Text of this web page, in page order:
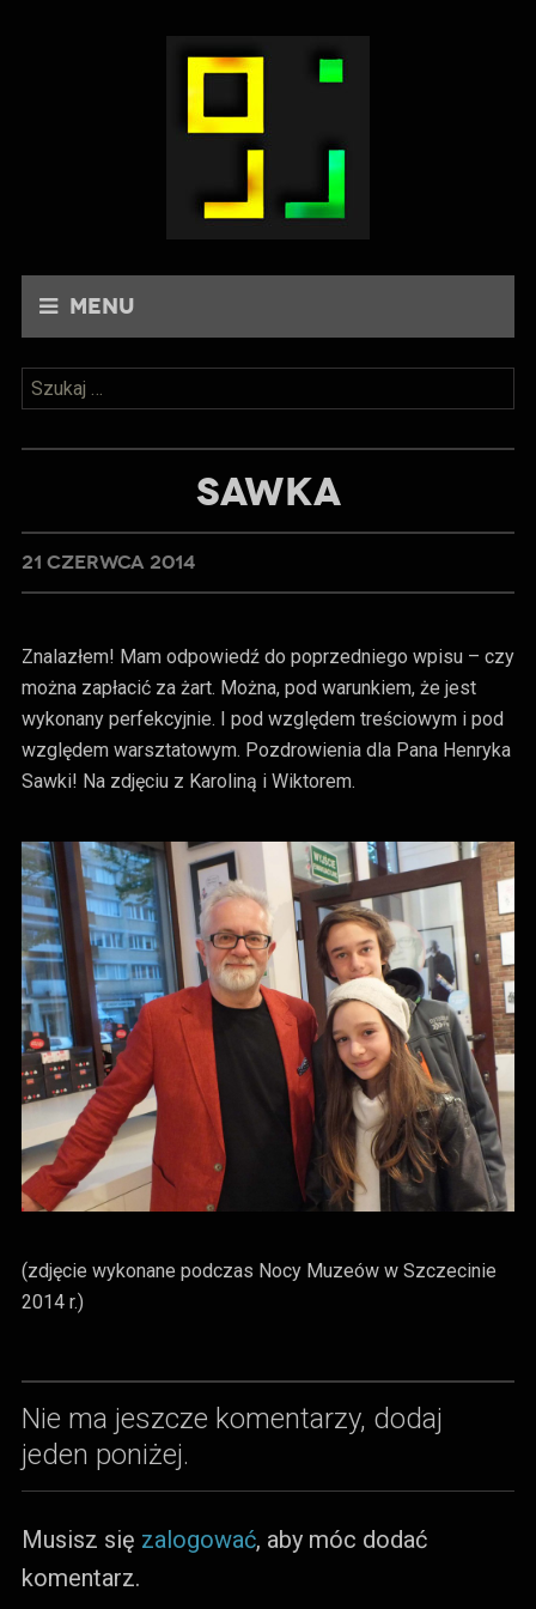
Menu
Szukaj:
SAWKA
21 CZERWCA 2014
Znalazłem! Mam odpowiedź do poprzedniego wpisu – czy
można zapłacić za żart. Można, pod warunkiem, że jest
wykonany perfekcyjnie. I pod względem treściowym i pod
względem warsztatowym. Pozdrowienia dla Pana Henryka
Sawki! Na zdjęciu z Karoliną i Wiktorem.
(zdjęcie wykonane podczas Nocy Muzeów w Szczecinie
2014 r.)
Nie ma jeszcze komentarzy, dodaj
jeden poniżej.
Musisz się zalogować, aby móc dodać
komentarz.